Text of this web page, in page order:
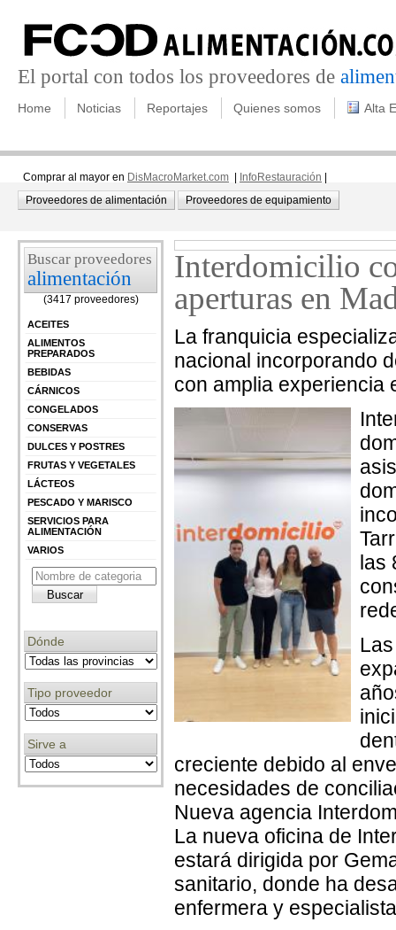
El portal con todos los proveedores de
Home Noticias Reportajes Quienes somos Alta
Comprar al mayor en DisMacroMarket.com InfoRestauración
Proveedores de alimentación
Proveedores de equipamiento
Buscar proveedores
alimentación
(3417 proveedores)
ACEITES
ALIMENTOS
PREPARADOS
BEBIDAS
CÁRNICOS
CONGELADOS
CONSERVAS
DULCES Y POSTRES
FRUTAS Y VEGETALES
LÁCTEOS
PESCADO Y MARISCO
SERVICIOS PARA
ALIMENTACIÓN
VARIOS
Dónde
Tipo proveedor
Sirve a
Interdomicilio
aperturas en
La franquicia
nacional incorporando
con amplia experiencia
las
creciente debido al
necesidades de
Nueva agencia
La nueva oficina de
estará dirigida por
sanitario, donde ha
enfermera y